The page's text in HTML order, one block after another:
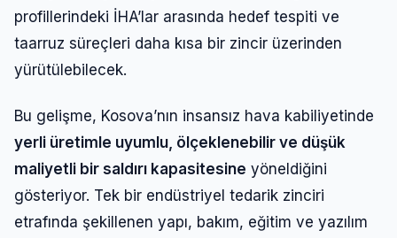
profillerindeki İHA’lar arasında hedef tespiti ve
taarruz süreçleri daha kısa bir zincir üzerinden
yürütülebilecek.
Bu gelişme, Kosova’nın insansız hava kabiliyetinde
yerli üretimle uyumlu, ölçeklenebilir ve düşük
maliyetli bir saldırı kapasitesine yöneldiğini
gösteriyor. Tek bir endüstriyel tedarik zinciri
etrafında şekillenen yapı, bakım, eğitim ve yazılım